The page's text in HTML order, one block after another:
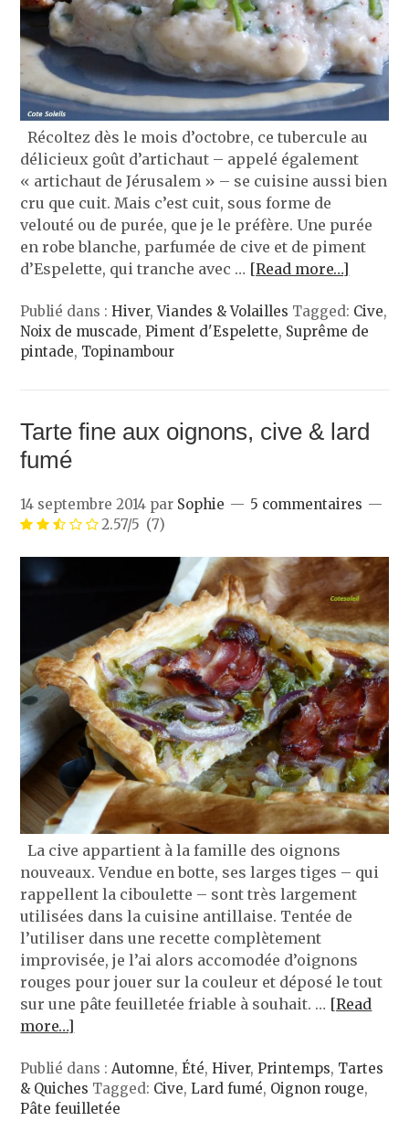
Récoltez dès le mois d’octobre, ce tubercule au
délicieux goût d’artichaut – appelé également
« artichaut de Jérusalem » – se cuisine aussi bien
cru que cuit. Mais c’est cuit, sous forme de
velouté ou de purée, que je le préfère. Une purée
en robe blanche, parfumée de cive et de piment
d’Espelette, qui tranche avec … [Read more…]
Publié dans :Hiver,Viandes & Volailles Tagged: Cive,
Noix de muscade,Piment d'Espelette, Suprême de
pintade, Topinambour
Tarte fine aux oignons, cive & lard
fumé
14 septembre 2014 par Sophie
5 commentaires
2.57/5 (7)
La cive appartient à la famille des oignons
nouveaux. Vendue en botte, ses larges tiges – qui
rappellent la ciboulette – sont très largement
utilisées dans la cuisine antillaise. Tentée de
l’utiliser dans une recette complètement
improvisée, je l’ai alors accomodée d’oignons
rouges pour jouer sur la couleur et déposé le tout
sur une pâte feuilletée friable à souhait. … [Read
more…]
Publié dans : Automne,Été,Hiver,Printemps, Tartes
& Quiches Tagged: Cive,Lard fumé, Oignon rouge,
Pâte feuilletée